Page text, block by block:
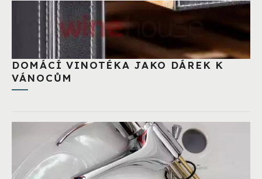
DOMÁCÍ VINOTÉKA JAKO DÁREK K
VÁNOCŮM